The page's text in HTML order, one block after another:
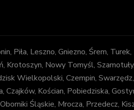
Piła, Leszno, Gniezno, Śrem,
Krotoszyn, Nowy Tomyśl,
Wielkopolski, Czempin,
Czajków, Kościan, Pobiedziska,
Śląskie, Mrocza, Przedecz,